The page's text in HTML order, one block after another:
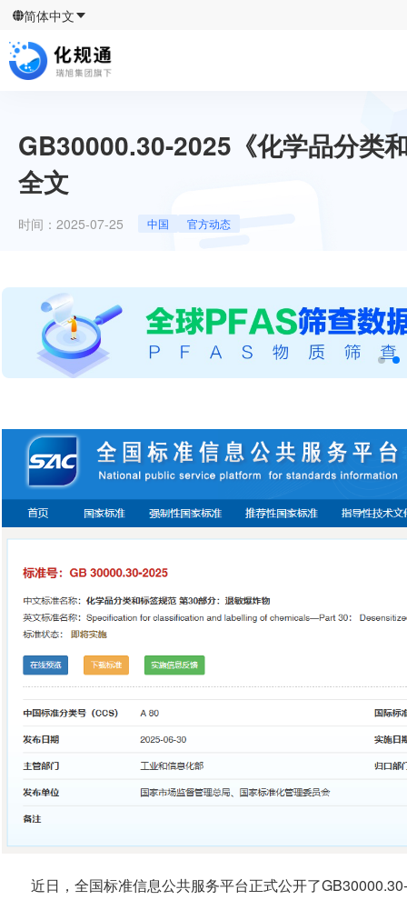
简体中文
GB30000.30-2025《化学品分类
全文
时间： 2025-07-25 中国 官方动态
近日，全国标准信息公共服务平台正式公开了